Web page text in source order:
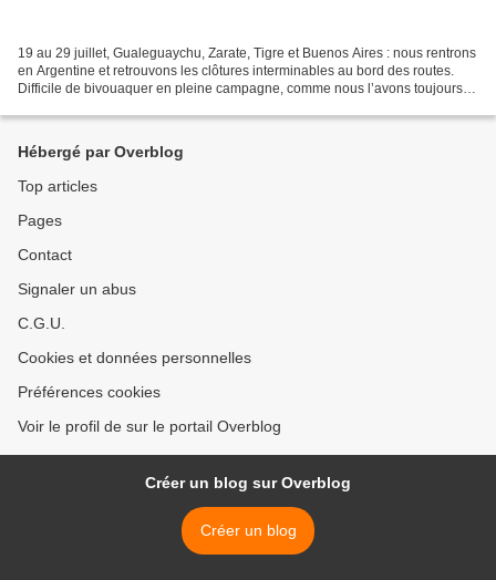
19 au 29 juillet, Gualeguaychu, Zarate, Tigre et Buenos Aires : nous rentrons
en Argentine et retrouvons les clôtures interminables au bord des routes.
Difficile de bivouaquer en pleine campagne, comme nous l’avons toujours
Hébergé par Overblog
Top articles
Pages
Contact
Signaler un abus
C.G.U.
Cookies et données personnelles
Préférences cookies
Voir le profil de sur le portail Overblog
Créer un blog sur Overblog
Créer un blog